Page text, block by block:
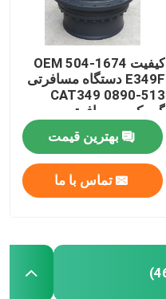
کیفیت OEM 504-1674
E349F دستگاه مسافرتی
513-0890 CAT349
گیربکس مسافرتی
بهترین قیمت
تماس با ما